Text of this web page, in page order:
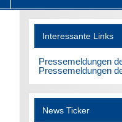
Interessante Links
Pressemeldungen
Pressemeldungen
News Ticker